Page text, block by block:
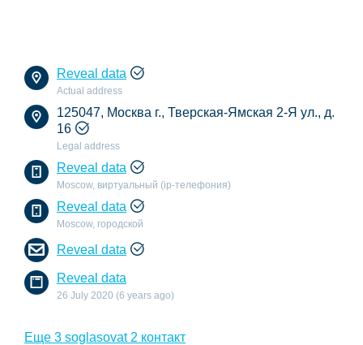
Reveal data
Actual address
125047, Москва г., Тверская-Ямская 2-Я ул., д.
16
Legal address
Reveal data
Moscow, виртуальный (ip-телефония)
Reveal data
Moscow, городской
Reveal data
Reveal data
26 July 2020 (6 years ago)
Еще 3 soglasovat 2 контакт